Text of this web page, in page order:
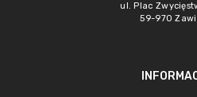
ul. Plac
59-970